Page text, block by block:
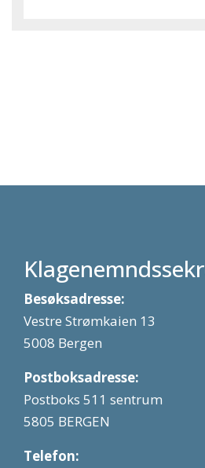
Besøksadresse:
Vestre Strømkaien 13
5008 Bergen
Postboksadresse:
Postboks 511 sentrum
5805 BERGEN
Telefon: